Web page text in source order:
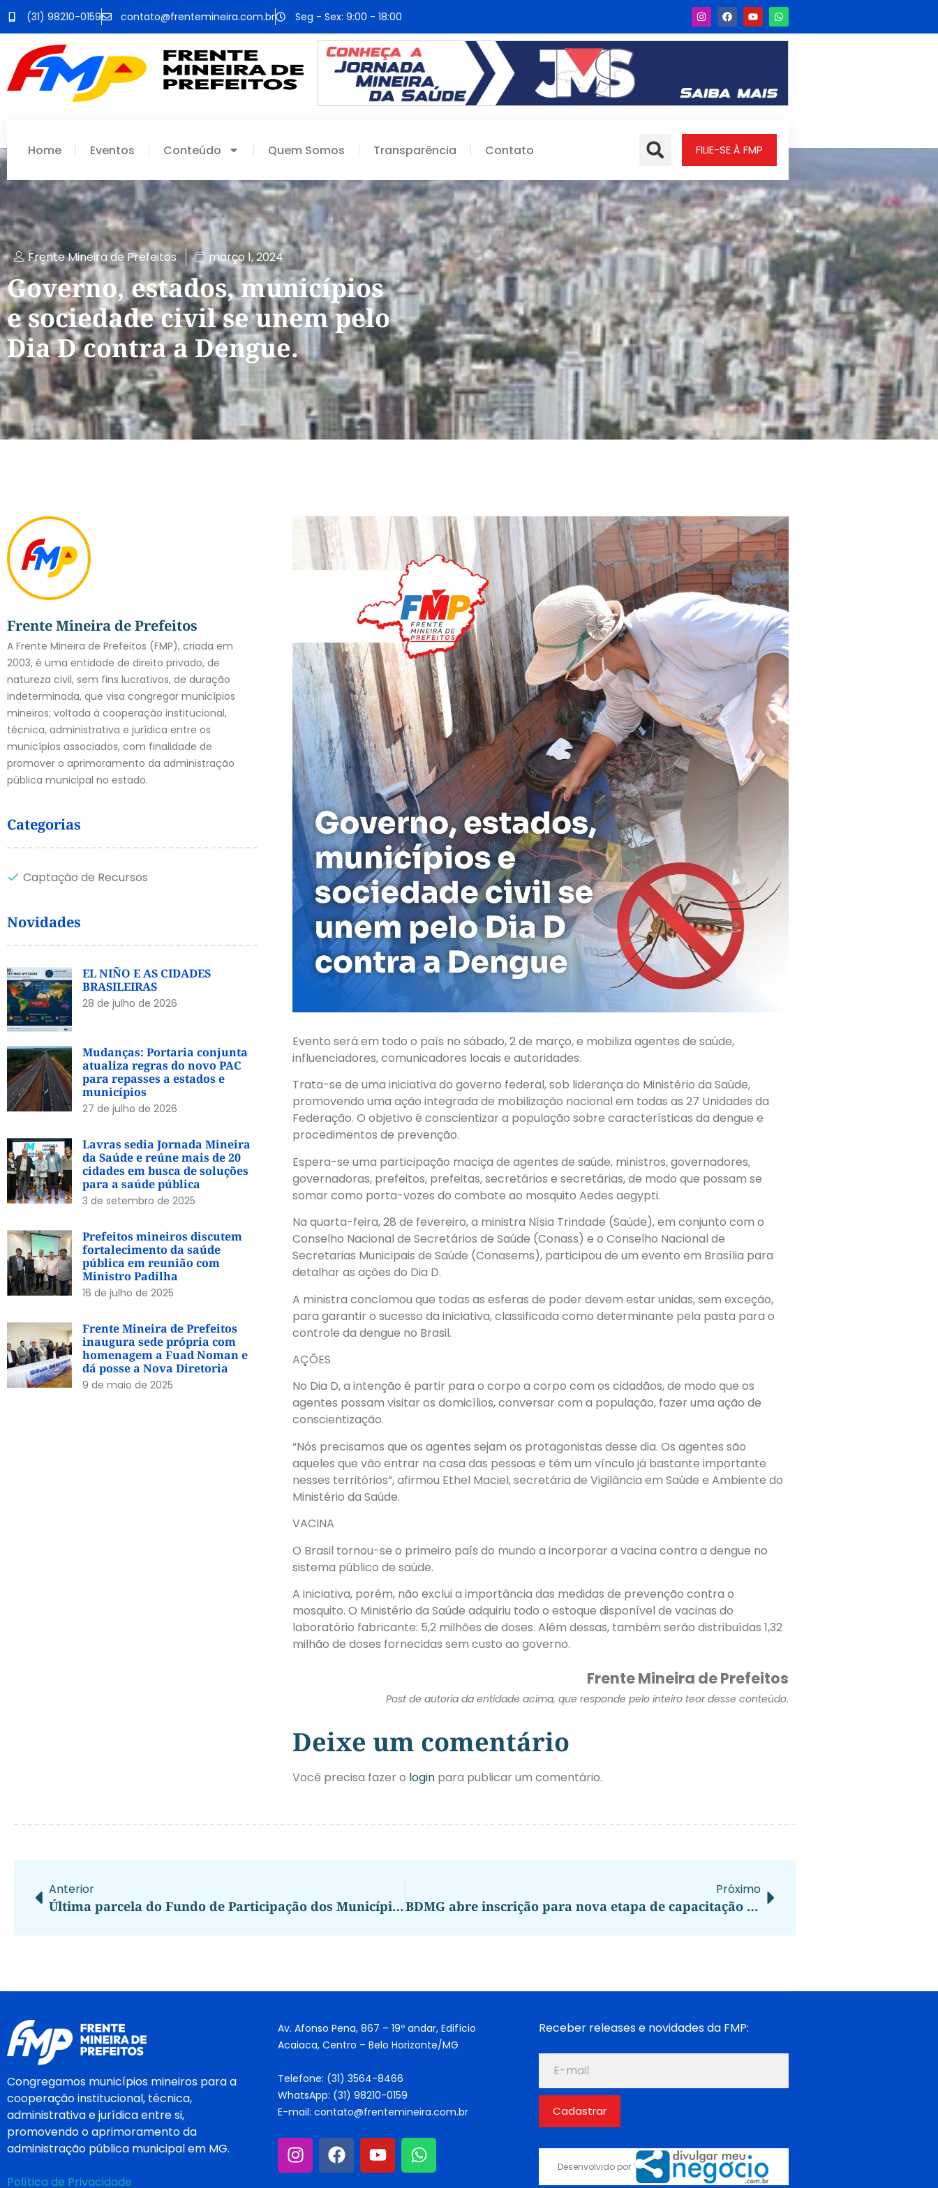
(31) 98210-0159 contato@frentemineira.com.br Seg - Sex: 9:00 - 18:00
Home Eventos Conteúdo Quem Somos Transparência Contato FILIE-SE À FMP
Frente Mineira de Prefeitos março 1, 2024
Governo, estados, municípios
e sociedade civil se unem pelo
Dia D contra a Dengue.
Frente Mineira de Prefeitos
A Frente Mineira de Prefeitos (FMP), criada em
2003, é uma entidade de direito privado, de
natureza civil, sem fins lucrativos, de duração
indeterminada, que visa congregar municípios
mineiros; voltada à cooperação institucional,
técnica, administrativa e jurídica entre os
municípios associados, com finalidade de
promover o aprimoramento da administração
pública municipal no estado.
Categorias
Captação de Recursos
Novidades
EL NIÑO E AS CIDADES
BRASILEIRAS
28 de julho de 2026
Mudanças: Portaria conjunta
atualiza regras do novo PAC
para repasses a estados e
municípios
27 de julho de 2026
Lavras sedia Jornada Mineira
da Saúde e reúne mais de 20
cidades em busca de soluções
para a saúde pública
3 de setembro de 2025
Prefeitos mineiros discutem
fortalecimento da saúde
pública em reunião com
Ministro Padilha
16 de julho de 2025
Frente Mineira de Prefeitos
inaugura sede própria com
homenagem a Fuad Noman e
dá posse a Nova Diretoria
9 de maio de 2025
Evento será em todo o país no sábado, 2 de março, e mobiliza agentes de saúde,
influenciadores, comunicadores locais e autoridades.
Trata-se de uma iniciativa do governo federal, sob liderança do Ministério da Saúde,
promovendo uma ação integrada de mobilização nacional em todas as 27 Unidades da
Federação. O objetivo é conscientizar a população sobre características da dengue e
procedimentos de prevenção.
Espera-se uma participação maciça de agentes de saúde, ministros, governadores,
governadoras, prefeitos, prefeitas, secretários e secretárias, de modo que possam se
somar como porta-vozes do combate ao mosquito Aedes aegypti.
Na quarta-feira, 28 de fevereiro, a ministra Nísia Trindade (Saúde), em conjunto com o
Conselho Nacional de Secretários de Saúde (Conass) e o Conselho Nacional de
Secretarias Municipais de Saúde (Conasems), participou de um evento em Brasília para
detalhar as ações do Dia D.
A ministra conclamou que todas as esferas de poder devem estar unidas, sem exceção,
para garantir o sucesso da iniciativa, classificada como determinante pela pasta para o
controle da dengue no Brasil.
AÇÕES
No Dia D, a intenção é partir para o corpo a corpo com os cidadãos, de modo que os
agentes possam visitar os domicílios, conversar com a população, fazer uma ação de
conscientização.
“Nós precisamos que os agentes sejam os protagonistas desse dia. Os agentes são
aqueles que vão entrar na casa das pessoas e têm um vínculo já bastante importante
nesses territórios”, afirmou Ethel Maciel, secretária de Vigilância em Saúde e Ambiente do
Ministério da Saúde.
VACINA
O Brasil tornou-se o primeiro país do mundo a incorporar a vacina contra a dengue no
sistema público de saúde.
A iniciativa, porém, não exclui a importância das medidas de prevenção contra o
mosquito. O Ministério da Saúde adquiriu todo o estoque disponível de vacinas do
laboratório fabricante: 5,2 milhões de doses. Além dessas, também serão distribuídas 1,32
milhão de doses fornecidas sem custo ao governo.
Frente Mineira de Prefeitos
Post de autoria da entidade acima, que responde pelo inteiro teor desse conteúdo.
Deixe um comentário
Você precisa fazer o login para publicar um comentário.
Anterior
Última parcela do Fundo de Participação dos Municípios (FPM) de fevereiro será transferida 29/2.
Próximo
BDMG abre inscrição para nova etapa de capacitação de municípios com foco em projetos sustentáveis. Treinamento gratuito será realizado em parceria com a Agência Francesa de Desenvolvimento nos dias 5, 12 e 19/3.
Congregamos municípios mineiros para a
cooperação institucional, técnica,
administrativa e jurídica entre si,
promovendo o aprimoramento da
administração pública municipal em MG.
Política de Privacidade
Av. Afonso Pena, 867 – 19º andar, Edifício
Acaiaca, Centro – Belo Horizonte/MG
Telefone: (31) 3564-8466
WhatsApp: (31) 98210-0159
E-mail: contato@frentemineira.com.br
Receber releases e novidades da FMP:
Cadastrar
Desenvolvido por